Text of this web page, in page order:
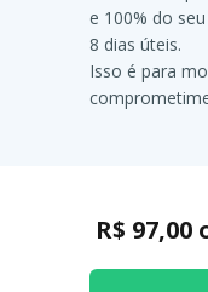
e 100% do
8 dias úteis.
Isso é para
R$